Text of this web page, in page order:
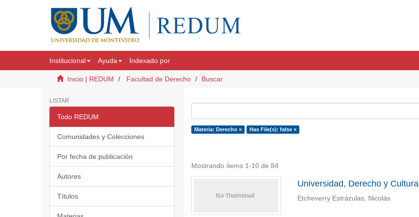
Institucional Ayuda Indexado por
Inicio | REDUM Facultad de Derecho Buscar
LISTAR
Todo REDUM
Comunidades y Colecciones
Por fecha de publicación
Autores
Títulos
Materia: Derecho × Has File(s): false ×
Mostrando ítems 1-10 de 84
Universidad, Derecho y Cultura
Etcheverry Estrázulas, Nicolás